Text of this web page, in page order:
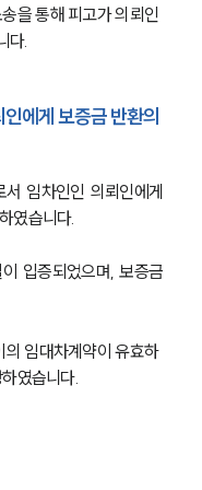
을 통해 피고가 의뢰인
다.
에게 보증금 반환의
임차인인 의뢰인에게
였습니다.
입증되었으며, 보증금
임대차계약이 유효하
였습니다.